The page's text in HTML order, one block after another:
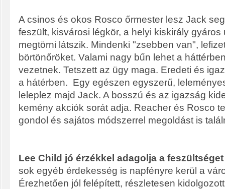
A csinos és okos Rosco őrmester lesz Jack
feszült, kisvárosi légkör, a helyi kiskirály gyáros
megtörni látszik. Mindenki "zsebben van",
börtönőröket. Valami nagy bűn lehet a
vezetnek. Tetszett az ügy maga. Eredeti és
a hátérben. Egy egészen egyszerű,
leleplez majd Jack. A bosszú és az igazság
kemény akciók sorát adja. Reacher és Rosco
gondol és sajátos módszerrel megoldást is
Lee Child jó érzékkel adagolja a
sok egyéb érdekesség is napfényre kerül a
Érezhetően jól felépített, részletesen